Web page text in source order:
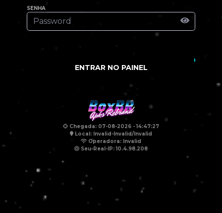
SENHA
ENTRAR NO PAINEL
Chegada: 07-08-2026 - 14:47:27
Local: Invalid-Invalid/Invalid
Operadora: Invalid
Seu-Real-IP: 10.4.98.208